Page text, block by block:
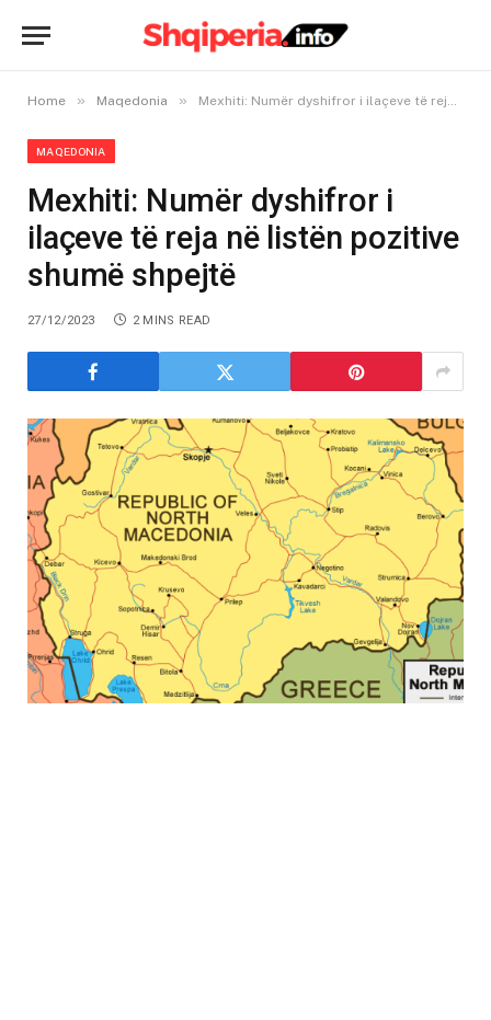
Home » Maqedonia » Mexhiti: Numër dyshifror i ilaçeve të reja në listën pozitive shumë shpejtë
MAQEDONIA
Mexhiti: Numër dyshifror i
ilaçeve të reja në listën pozitive
shumë shpejtë
27/12/2023 2 MINS READ